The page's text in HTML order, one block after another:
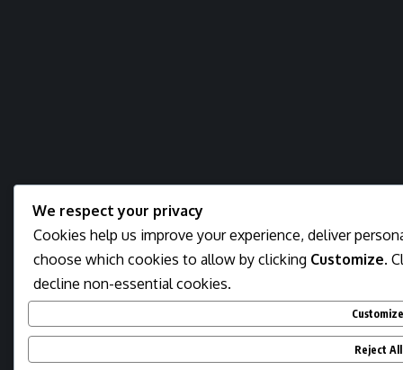
We respect your privacy
Cookies help us improve your experience, deliver
choose which cookies to allow by clicking Customize.
decline non-essential cookies.
Reject All